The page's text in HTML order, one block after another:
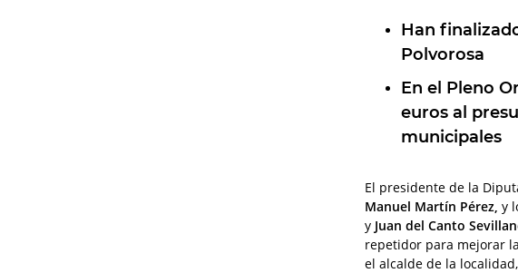
Han
Polvorosa
En el Pleno
euros al
municipales
El presidente de la
Manuel Martín Pérez, y
y Juan del Canto
repetidor para mejorar
el alcalde de la localidad,